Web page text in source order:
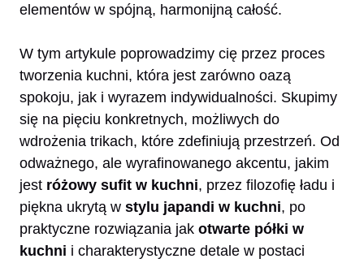
elementów w spójną, harmonijną całość.
W tym artykule poprowadzimy cię przez proces
tworzenia kuchni, która jest zarówno oazą
spokoju, jak i wyrazem indywidualności. Skupimy
się na pięciu konkretnych, możliwych do
wdrożenia trikach, które zdefiniują przestrzeń. Od
odważnego, ale wyrafinowanego akcentu, jakim
jest różowy sufit w kuchni, przez filozofię ładu i
piękna ukrytą w stylu japandi w kuchni, po
praktyczne rozwiązania jak otwarte półki w
kuchni i charakterystyczne detale w postaci